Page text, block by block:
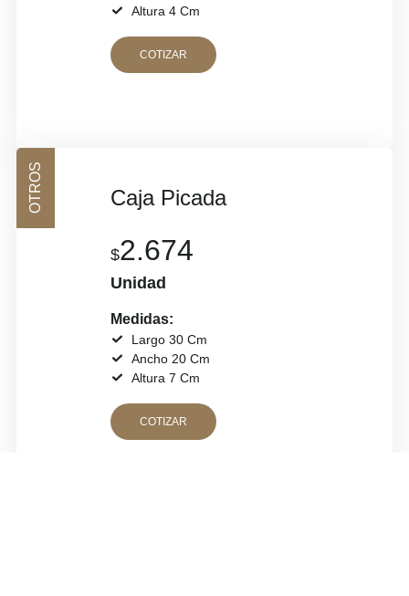
Altura 4 Cm
COTIZAR
OTROS Caja Picada
$2.674
Unidad
Medidas:
Largo 30 Cm
Ancho 20 Cm
Altura 7 Cm
COTIZAR